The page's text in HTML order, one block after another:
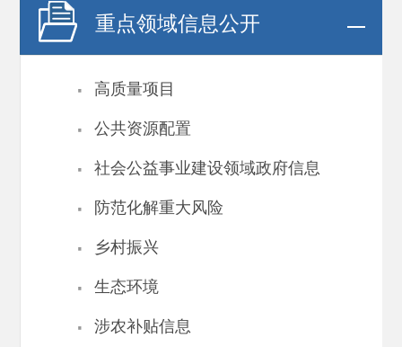
重点领域信息公开
· 高质量项目
· 公共资源配置
· 社会公益事业建设领域政府信息
· 防范化解重大风险
· 乡村振兴
· 生态环境
· 涉农补贴信息